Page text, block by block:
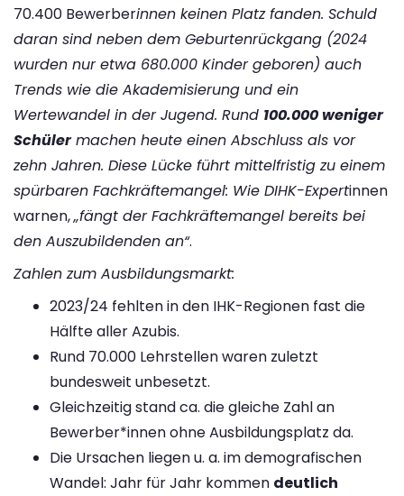
70.400 Bewerberinnen keinen Platz fanden. Schuld
daran sind neben dem Geburtenrückgang (2024
wurden nur etwa 680.000 Kinder geboren​) auch
Trends wie die Akademisierung und ein
Wertewandel in der Jugend. Rund 100.000 weniger
Schülermachen heute einen Abschluss als vor
zehn Jahren​. Diese Lücke führt mittelfristig zu einem
spürbaren Fachkräftemangel: Wie DIHK-Expertinnen
warnen,„fängt der Fachkräftemangel bereits bei
den Auszubildenden an“​.
Zahlen zum Ausbildungsmarkt:
2023/24 fehlten in den IHK-Regionen fast die
Hälfte aller Azubis​.
Rund 70.000 Lehrstellen waren zuletzt
bundesweit unbesetzt.
Gleichzeitig stand ca. die gleiche Zahl an
Bewerber*innen ohne Ausbildungsplatz da​.
Die Ursachen liegen u. a. im demografischen
Wandel: Jahr für Jahr kommen deutlich